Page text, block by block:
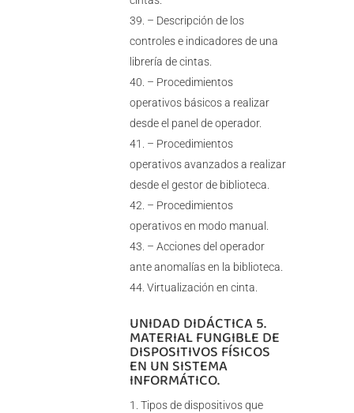
– Descripción de los
controles e indicadores de una
librería de cintas.
– Procedimientos
operativos básicos a realizar
desde el panel de operador.
– Procedimientos
operativos avanzados a realizar
desde el gestor de biblioteca.
– Procedimientos
operativos en modo manual.
– Acciones del operador
ante anomalías en la biblioteca.
Virtualización en cinta.
UNIDAD DIDÁCTICA 5.
MATERIAL FUNGIBLE DE
DISPOSITIVOS FÍSICOS
EN UN SISTEMA
INFORMÁTICO.
Tipos de dispositivos que